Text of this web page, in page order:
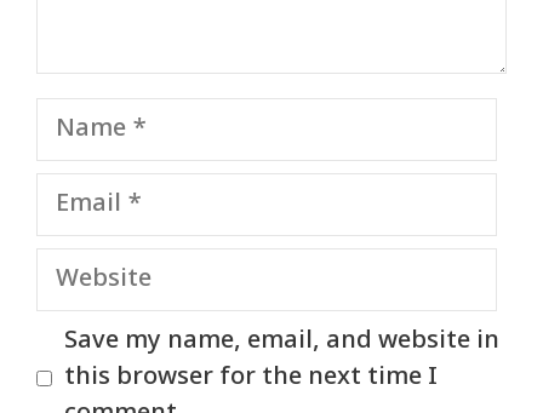
Name
Email
Website
Save my name, email, and website in
this browser for the next time I